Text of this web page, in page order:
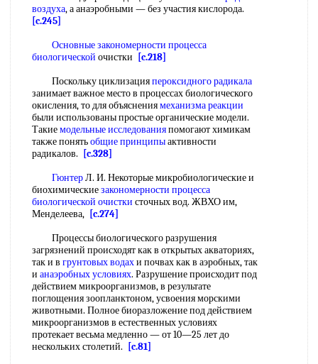
воздуха, а анаэробными — без участия кислорода.
[c.245]
Основные закономерности процесса
биологической очистки
[c.218]
Поскольку циклизацияпероксидного радикала
занимает важное место в процессах биологического
окисления, то для объяснениямеханизма реакции
были использованы простые органические модели.
Такиемодельные исследованияпомогают химикам
также понятьобщие принципыактивности
радикалов.
[c.328]
ГюнтерЛ. И. Некоторые микробиологические и
биохимическиезакономерности процесса
биологической очистки сточных вод. ЖВХО им,
Менделеева, [c.274]
Процессы биологического разрушения
загрязнений происходят как в открытых акваториях,
так и в грунтовых водахи почвах как в аэробных, так
и анаэробных условиях. Разрушение происходит под
действием микроорганизмов, в результате
поглощения зоопланктоном, усвоения морскими
животными. Полное биоразложение под действием
микроорганизмов в естественных условиях
протекает весьма медленно — от 10—25 лет до
нескольких столетий.
[c.81]